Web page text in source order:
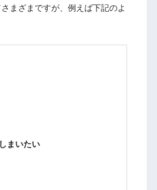
まざまですが、例えば下記のよ
まいたい